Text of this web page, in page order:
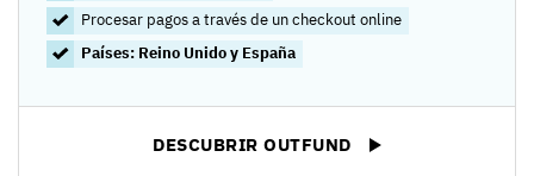
Procesar pagos a través de un checkout online
Países: Reino Unido y España
DESCUBRIR OUTFUND